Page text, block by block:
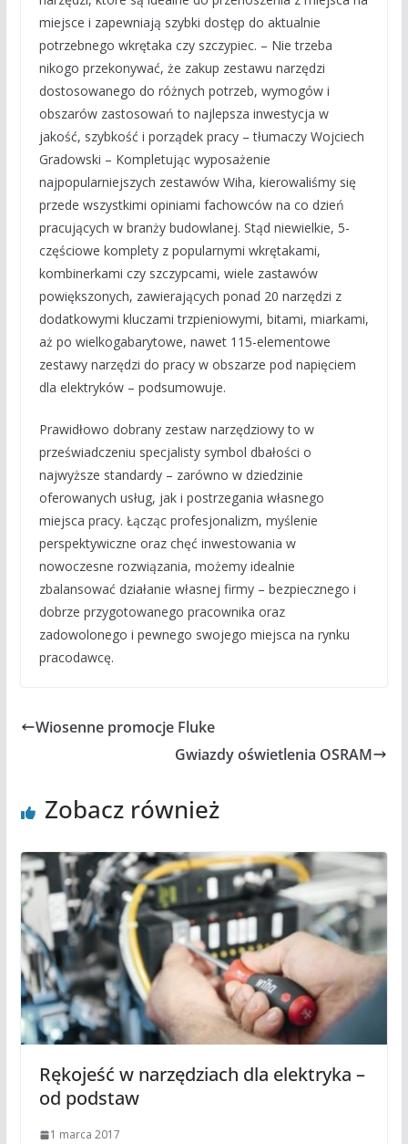
miejsce i zapewniają szybki dostęp do aktualnie
potrzebnego wkrętaka czy szczypiec. – Nie trzeba
nikogo przekonywać, że zakup zestawu narzędzi
dostosowanego do różnych potrzeb, wymogów i
obszarów zastosowań to najlepsza inwestycja w
jakość, szybkość i porządek pracy – tłumaczy Wojciech
Gradowski – Kompletując wyposażenie
najpopularniejszych zestawów Wiha, kierowaliśmy się
przede wszystkimi opiniami fachowców na co dzień
pracujących w branży budowlanej. Stąd niewielkie, 5-
częściowe komplety z popularnymi wkrętakami,
kombinerkami czy szczypcami, wiele zastawów
powiększonych, zawierających ponad 20 narzędzi z
dodatkowymi kluczami trzpieniowymi, bitami, miarkami,
aż po wielkogabarytowe, nawet 115-elementowe
zestawy narzędzi do pracy w obszarze pod napięciem
dla elektryków – podsumowuje.
Prawidłowo dobrany zestaw narzędziowy to w
przeświadczeniu specjalisty symbol dbałości o
najwyższe standardy – zarówno w dziedzinie
oferowanych usług, jak i postrzegania własnego
miejsca pracy. Łącząc profesjonalizm, myślenie
perspektywiczne oraz chęć inwestowania w
nowoczesne rozwiązania, możemy idealnie
zbalansować działanie własnej firmy – bezpiecznego i
dobrze przygotowanego pracownika oraz
zadowolonego i pewnego swojego miejsca na rynku
pracodawcę.
Wiosenne promocje Fluke
Gwiazdy oświetlenia OSRAM
Zobacz również
Rękojeść w narzędziach dla elektryka –
od podstaw
1 marca 2017